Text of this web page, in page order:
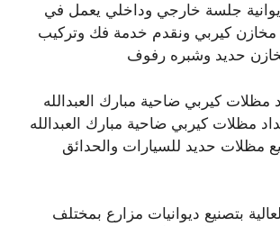
جلسة خارجي وداخلي يعمل في
كيربي ونقدم خدمة فك وتركيب
حديد وشبره رفوف
كيربي ضاحية مبارك العبدالله
مظلات كيربي ضاحية مبارك العبدالله
مظلات حديد للسيارات والحدائق
بتصنيع ديوانيات مزارع بمختلف